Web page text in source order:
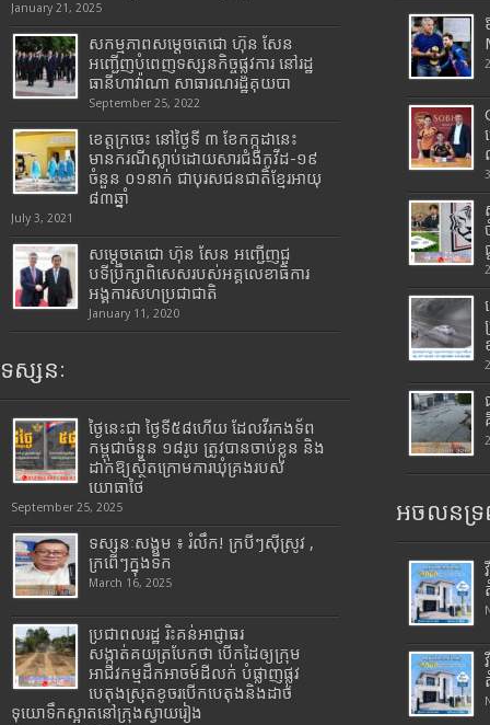
January 21, 2025
សកម្មភាពសម្តេចតេជោ ហ៊ុន សែន
អញ្ជើញបំពេញទស្សនកិច្ចផ្លូវការ នៅរដ្ឋ
ធានីហាវ៉ាណា សាធារណរដ្ឋគុយបា
September 25, 2022
ខេត្តក្រចេះ នៅថ្ងៃទី ៣ ខែកក្កដានេះ
មានករណីស្លាប់ដោយសារជំងឺកូវីដ-១៩
ចំនួន ០១នាក់ ជាបុរសជនជាតិខ្មែរអាយុ
៨៣ឆ្នាំ
July 3, 2021
សម្តេចតេជោ ហ៊ុន សែន អញ្ជើញជួ
បទីប្រឹក្សាពិសេសរបស់អគ្គលេខាធិការ
អង្គការសហប្រជាជាតិ
January 11, 2020
ទស្សនៈ
ថ្ងៃនេះជា ថ្ងៃទី៥៨ហើយ ដែលវីរកងទ័ព
កម្ពុជាចំនួន ១៨រូប ត្រូវបានចាប់ខ្លួន និង
ដាក់ឱ្យស្ថិតក្រោមការឃុំគ្រងរបស់
យោធាថៃ
September 25, 2025
ទស្សនៈសង្គម ៖ រំលឹក! ក្របីៗស៊ីស្រូវ ,
ក្រពើៗក្នុងទឹក
March 16, 2025
ប្រជាពលរដ្ឋ រិះគន់អាជ្ញាធរ
សង្កាត់គយត្របែកថា បើកដៃឲ្យក្រុម
អាជីវកម្មដឹកអាចម៍ដីលក់ បំផ្លាញផ្លូវ
បេតុងស្រុតខូចរបើកបេតុងនិងដាច់
ទុយោទឹកស្អាតនៅក្រុងស្វាយរៀង
អចលនទ្រ